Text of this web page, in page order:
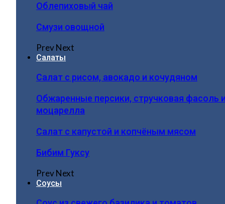
Облепиховый чай
Смузи овощной
PrevNext
Салаты
Салат с рисом, авокадо и кочудяном
Обжаренные персики, стручковая фасоль
моцарелла
Салат с капустой и копчёным мясом
Бибим Гуксу
PrevNext
Соусы